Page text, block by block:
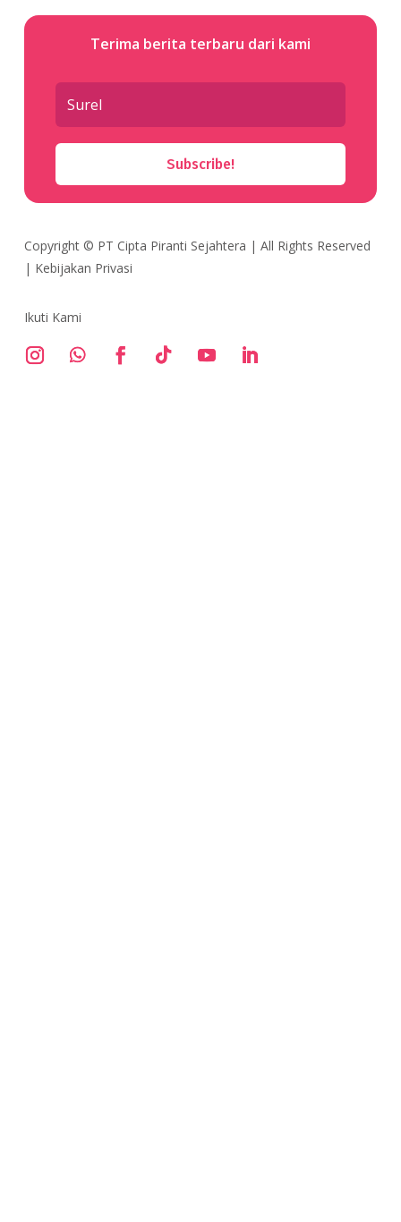
Terima berita terbaru dari kami
Subscribe!
Copyright © PT Cipta Piranti Sejahtera | All Rights Reserved
| Kebijakan Privasi
Ikuti Kami